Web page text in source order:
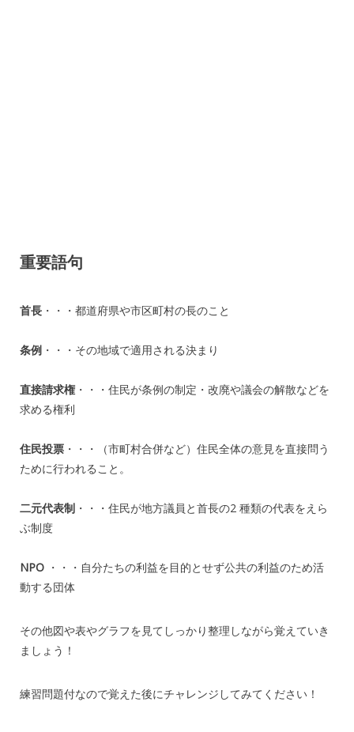
重要語句
首長 ・・・都道府県や市区町村の長のこと
条例 ・・・その地域で適用される決まり
直接請求権 ・・・住民が条例の制定・改廃や議会の解散などを
求める権利
住民投票 ・・・（市町村合併など）住民全体の意見を直接問う
ために行われること。
二元代表制 ・・・住民が地方議員と首長の2 種類の代表をえら
ぶ制度
NPO ・・・自分たちの利益を目的とせず公共の利益のため活
動する団体
その他図や表やグラフを見てしっかり整理しながら覚えていき
ましょう！
練習問題付なので覚えた後にチャレンジしてみてください！